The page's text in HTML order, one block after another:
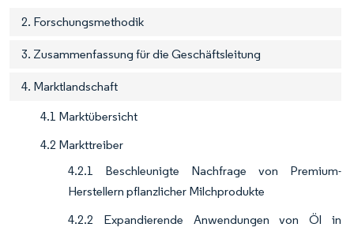
2. Forschungsmethodik
3. Zusammenfassung für die Geschäftsleitung
4. Marktlandschaft
4.1 Marktübersicht
4.2 Markttreiber
4.2.1 Beschleunigte Nachfrage von Premium-
Herstellern pflanzlicher Milchprodukte
4.2.2 Expandierende Anwendungen von Öl in